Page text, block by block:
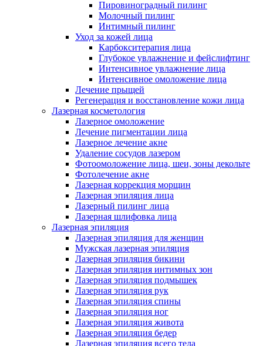
Пировиноградный пилинг
Молочный пилинг
Интимный пилинг
Уход за кожей лица
Карбокситерапия лица
Глубокое увлажнение и фейслифтинг
Интенсивное увлажнение лица
Интенсивное омоложение лица
Лечение прыщей
Регенерация и восстановление кожи лица
Лазерная косметология
Лазерное омоложение
Лечение пигментации лица
Лазерное лечение акне
Удаление сосудов лазером
Фотоомоложение лица, шеи, зоны декольте
Фотолечение акне
Лазерная коррекция морщин
Лазерная эпиляция лица
Лазерный пилинг лица
Лазерная шлифовка лица
Лазерная эпиляция
Лазерная эпиляция для женщин
Мужская лазерная эпиляция
Лазерная эпиляция бикини
Лазерная эпиляция интимных зон
Лазерная эпиляция подмышек
Лазерная эпиляция рук
Лазерная эпиляция спины
Лазерная эпиляция ног
Лазерная эпиляция живота
Лазерная эпиляция бедер
Лазерная эпиляция всего тела